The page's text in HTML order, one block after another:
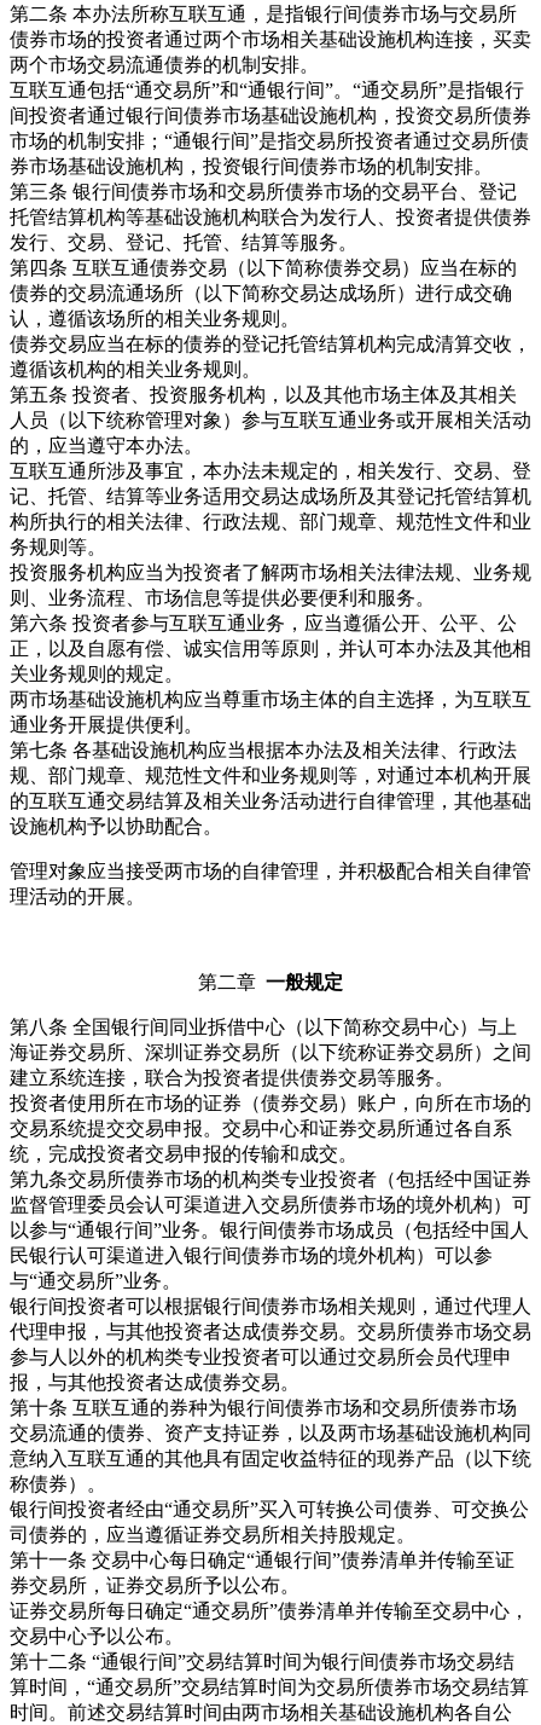
第二条 本办法所称互联互通，是指银行间债券市场与交易所
债券市场的投资者通过两个市场相关基础设施机构连接，买卖
两个市场交易流通债券的机制安排。
互联互通包括“通交易所”和“通银行间”。“通交易所”是指银行
间投资者通过银行间债券市场基础设施机构，投资交易所债券
市场的机制安排；“通银行间”是指交易所投资者通过交易所债
券市场基础设施机构，投资银行间债券市场的机制安排。
第三条 银行间债券市场和交易所债券市场的交易平台、登记
托管结算机构等基础设施机构联合为发行人、投资者提供债券
发行、交易、登记、托管、结算等服务。
第四条 互联互通债券交易（以下简称债券交易）应当在标的
债券的交易流通场所（以下简称交易达成场所）进行成交确
认，遵循该场所的相关业务规则。
债券交易应当在标的债券的登记托管结算机构完成清算交收，
遵循该机构的相关业务规则。
第五条 投资者、投资服务机构，以及其他市场主体及其相关
人员（以下统称管理对象）参与互联互通业务或开展相关活动
的，应当遵守本办法。
互联互通所涉及事宜，本办法未规定的，相关发行、交易、登
记、托管、结算等业务适用交易达成场所及其登记托管结算机
构所执行的相关法律、行政法规、部门规章、规范性文件和业
务规则等。
投资服务机构应当为投资者了解两市场相关法律法规、业务规
则、业务流程、市场信息等提供必要便利和服务。
第六条 投资者参与互联互通业务，应当遵循公开、公平、公
正，以及自愿有偿、诚实信用等原则，并认可本办法及其他相
关业务规则的规定。
两市场基础设施机构应当尊重市场主体的自主选择，为互联互
通业务开展提供便利。
第七条 各基础设施机构应当根据本办法及相关法律、行政法
规、部门规章、规范性文件和业务规则等，对通过本机构开展
的互联互通交易结算及相关业务活动进行自律管理，其他基础
设施机构予以协助配合。
管理对象应当接受两市场的自律管理，并积极配合相关自律管
理活动的开展。
第二章 一般规定
第八条 全国银行间同业拆借中心（以下简称交易中心）与上
海证券交易所、深圳证券交易所（以下统称证券交易所）之间
建立系统连接，联合为投资者提供债券交易等服务。
投资者使用所在市场的证券（债券交易）账户，向所在市场的
交易系统提交交易申报。交易中心和证券交易所通过各自系
统，完成投资者交易申报的传输和成交。
第九条交易所债券市场的机构类专业投资者（包括经中国证券
监督管理委员会认可渠道进入交易所债券市场的境外机构）可
以参与“通银行间”业务。银行间债券市场成员（包括经中国人
民银行认可渠道进入银行间债券市场的境外机构）可以参
与“通交易所”业务。
银行间投资者可以根据银行间债券市场相关规则，通过代理人
代理申报，与其他投资者达成债券交易。交易所债券市场交易
参与人以外的机构类专业投资者可以通过交易所会员代理申
报，与其他投资者达成债券交易。
第十条 互联互通的券种为银行间债券市场和交易所债券市场
交易流通的债券、资产支持证券，以及两市场基础设施机构同
意纳入互联互通的其他具有固定收益特征的现券产品（以下统
称债券）。
银行间投资者经由“通交易所”买入可转换公司债券、可交换公
司债券的，应当遵循证券交易所相关持股规定。
第十一条 交易中心每日确定“通银行间”债券清单并传输至证
券交易所，证券交易所予以公布。
证券交易所每日确定“通交易所”债券清单并传输至交易中心，
交易中心予以公布。
第十二条 “通银行间”交易结算时间为银行间债券市场交易结
算时间，“通交易所”交易结算时间为交易所债券市场交易结算
时间。前述交易结算时间由两市场相关基础设施机构各自公